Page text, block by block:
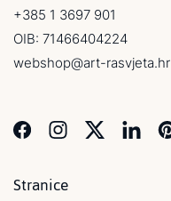
+385 1 3697 901
OIB: 71466404224
webshop@art-rasvjeta.hr
Stranice